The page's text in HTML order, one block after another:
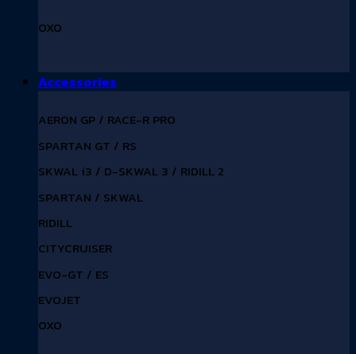
OXO
Accessories
AERON GP / RACE-R PRO
SPARTAN GT / RS
SKWAL i3 / D-SKWAL 3 / RIDILL 2
SPARTAN / SKWAL
RIDILL
CITYCRUISER
EVO-GT / ES
EVOJET
OXO